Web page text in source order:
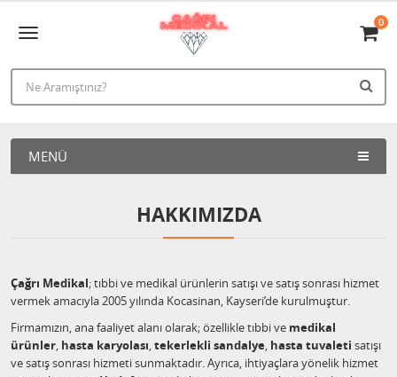
0
MENÜ
HAKKIMIZDA
Çağrı Medikal; tıbbi ve medikal ürünlerin satışı ve satış sonrası hizmet
vermek amacıyla 2005 yılında Kocasinan, Kayseri’de kurulmuştur.
Firmamızın, ana faaliyet alanı olarak; özellikle tıbbi ve medikal
ürünler, hasta karyolası,tekerlekli sandalye, hasta tuvaleti satışı
ve satış sonrası hizmeti sunmaktadır. Ayrıca, ihtiyaçlara yönelik hizmet